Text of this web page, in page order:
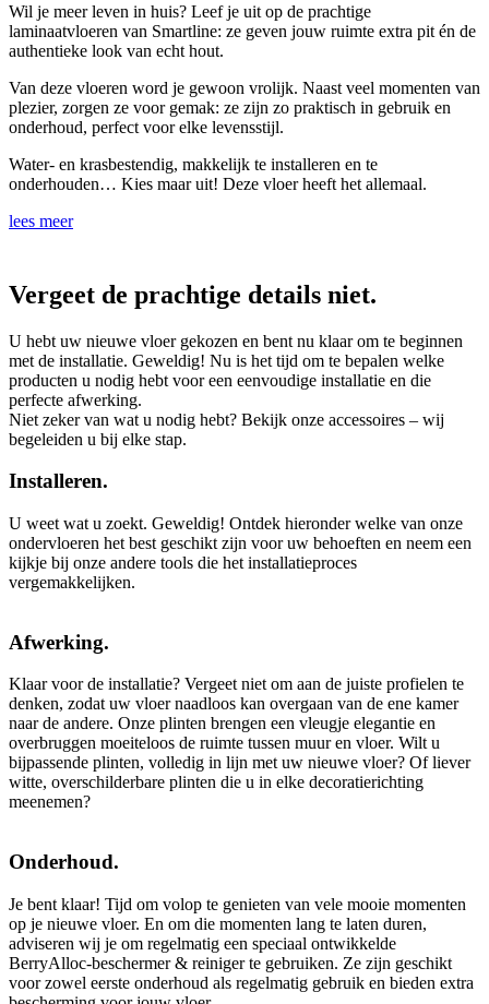
Wil je meer leven in huis? Leef je uit op de prachtige
laminaatvloeren van Smartline: ze geven jouw ruimte extra pit én de
authentieke look van echt hout.
Van deze vloeren word je gewoon vrolijk. Naast veel momenten van
plezier, zorgen ze voor gemak: ze zijn zo praktisch in gebruik en
onderhoud, perfect voor elke levensstijl.
Water- en krasbestendig, makkelijk te installeren en te
onderhouden… Kies maar uit! Deze vloer heeft het allemaal.
lees meer
Vergeet de prachtige details niet.
U hebt uw nieuwe vloer gekozen en bent nu klaar om te beginnen
met de installatie. Geweldig! Nu is het tijd om te bepalen welke
producten u nodig hebt voor een eenvoudige installatie en die
perfecte afwerking.
Niet zeker van wat u nodig hebt? Bekijk onze accessoires – wij
begeleiden u bij elke stap.
Installeren.
U weet wat u zoekt. Geweldig! Ontdek hieronder welke van onze
ondervloeren het best geschikt zijn voor uw behoeften en neem een
kijkje bij onze andere tools die het installatieproces
vergemakkelijken.
Afwerking.
Klaar voor de installatie? Vergeet niet om aan de juiste profielen te
denken, zodat uw vloer naadloos kan overgaan van de ene kamer
naar de andere. Onze plinten brengen een vleugje elegantie en
overbruggen moeiteloos de ruimte tussen muur en vloer. Wilt u
bijpassende plinten, volledig in lijn met uw nieuwe vloer? Of liever
witte, overschilderbare plinten die u in elke decoratierichting
meenemen?
Onderhoud.
Je bent klaar! Tijd om volop te genieten van vele mooie momenten
op je nieuwe vloer. En om die momenten lang te laten duren,
adviseren wij je om regelmatig een speciaal ontwikkelde
BerryAlloc-beschermer & reiniger te gebruiken. Ze zijn geschikt
voor zowel eerste onderhoud als regelmatig gebruik en bieden extra